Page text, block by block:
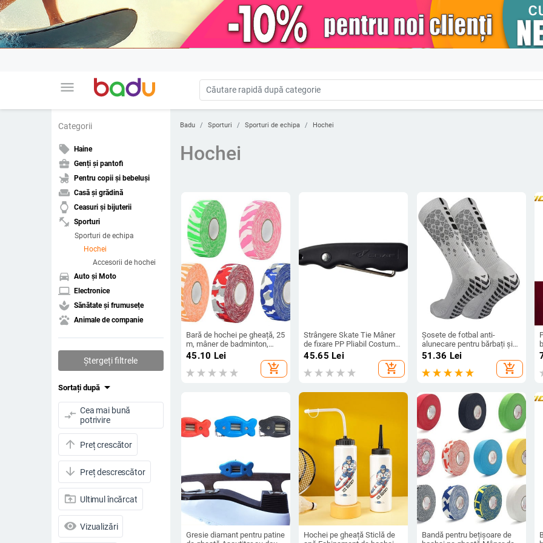
menu
Categorii
local_offer Haine
business_center Genți și pantofi
child_friendly Pentru copii și bebeluși
weekend Casă și grădină
watch Ceasuri și bijuterii
fitness_center Sporturi
Sporturi de echipa
Hochei
Accesorii de hochei
directions_car Auto și Moto
laptop Electronice
spa Sănătate și frumusețe
pets Animale de companie
Ștergeți filtrele
Sortați după arrow_drop_down
compare_arrows Cea mai bună
potrivire
arrow_upward Preț crescător
arrow_downward Preț descrescător
drive_folder_upload Ultimul încărcat
visibility Vizualizări
Badu Sporturi Sporturi de echipa Hochei
Hochei
Bară de hochei pe gheață, 25
m, mâner de badminton,
mâner pentru bicicletă,
accesorii anti-alunecare
45.10 Lei
add_shopping_cart
Strângere Skate Tie Mâner
de fixare PP Pliabil Costum
cu design ergonomic pentru
45.65 Lei
add_shopping_cart
Șosete de fotbal anti-
alunecare pentru bărbați și
femei șosete atletice
respirabile cu prinderi pentru
sala de sport de yoga fotbal
51.36 Lei
add_shopping_cart
Gresie diamant pentru patine
Hochei pe gheață Sticlă de
Bandă pentru bețișoare de